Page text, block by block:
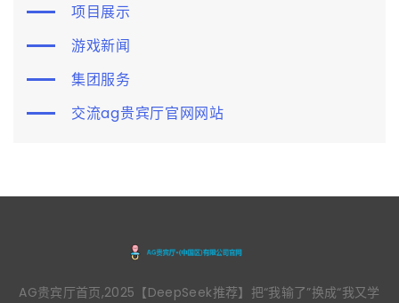
项目展示
游戏新闻
集团服务
交流ag贵宾厅官网网站
AG贵宾厅首页,2025【DeepSeek推荐】把“我输了”换成“我又学